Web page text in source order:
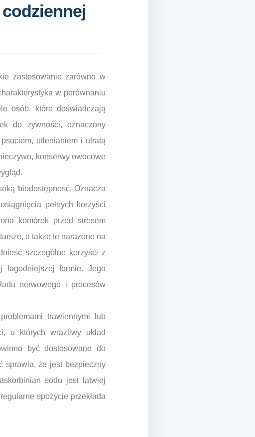
zastosowanie zarówno w
w porównaniu
osób, które doświadczają
do żywności, oznaczony
utlenianiem i utratą
konserwy owocowe
biodostępność. Oznacza
pełnych korzyści
komórek przed stresem
a także te narażone na
szczególne korzyści z
formie. Jego
nerwowego i procesów
trawiennymi lub
u których wrażliwy układ
być dostosowane do
sprawia, że jest bezpieczny
sodu jest łatwiej
spożycie przekłada